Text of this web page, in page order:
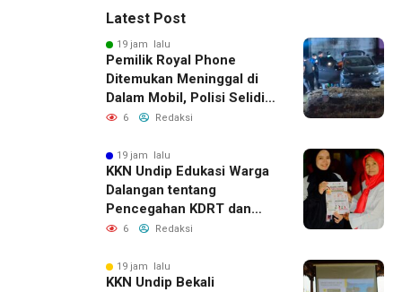
Latest Post
19 jam lalu
Pemilik Royal Phone
Ditemukan Meninggal di
Dalam Mobil, Polisi Selidiki
Dugaan Keterkaitan
6 Redaksi
19 jam lalu
KKN Undip Edukasi Warga
Dalangan tentang
Pencegahan KDRT dan
Komunikasi Keluarga
6 Redaksi
19 jam lalu
KKN Undip Bekali